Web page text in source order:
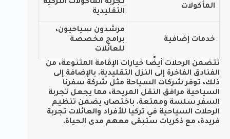
المأكولات
تجربة المأكولات التركية
التقليدية
خدمات إضافية
مرشدون سياحيون،
برامج مخصصة
للعائلات
تتضمن الرحلات أيضًا خيارات الإقامة المتنوعة، من
الفنادق الفاخرة إلى النزل التقليدية. بالإضافة إلى
ذلك، توفر شركات السياحة مثل شركة سفرنا
السياحية مرافق النقل المريحة، مما يجعل تجربة
السفر سلسة وممتعة. باختصار، يضمن تنظيم
الرحلات السياحية في تركيا للأفراد والعائلات تجربة
فريدة، مع ذكريات ستبقى معهم مدى الحياة.